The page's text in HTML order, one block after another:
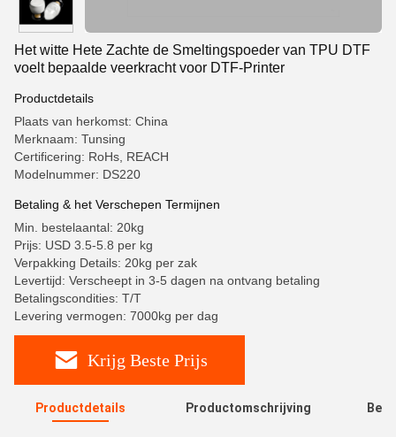
Het witte Hete Zachte de Smeltingspoeder van TPU DTF
voelt bepaalde veerkracht voor DTF-Printer
Productdetails
Plaats van herkomst: China
Merknaam: Tunsing
Certificering: RoHs, REACH
Modelnummer: DS220
Betaling & het Verschepen Termijnen
Min. bestelaantal: 20kg
Prijs: USD 3.5-5.8 per kg
Verpakking Details: 20kg per zak
Levertijd: Verscheept in 3-5 dagen na ontvang betaling
Betalingscondities: T/T
Levering vermogen: 7000kg per dag
Krijg Beste Prijs
Productdetails Productomschrijving